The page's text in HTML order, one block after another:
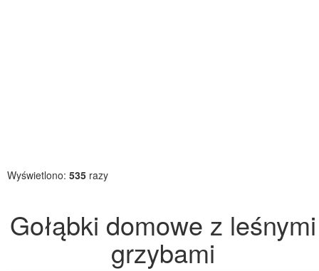
Wyświetlono: 535 razy
Gołąbki domowe z leśnymi
grzybami